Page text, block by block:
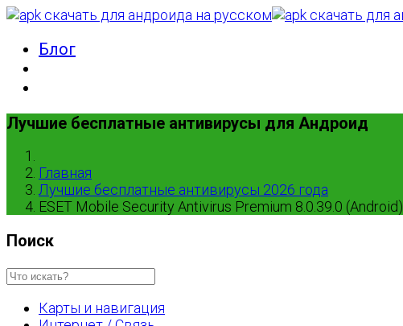
Блог
Лучшие бесплатные антивирусы для Андроид
Главная
Лучшие бесплатные антивирусы 2026 года
ESET Mobile Security Antivirus Premium 8.0.39.0 (Android)
Поиск
Карты и навигация